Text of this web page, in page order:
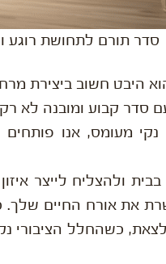
סדר תורם לתחושת רוגע
היבט חשוב ביצירת
סדר קבוע ומובנה לא
נקי מעומס, אנו
ולהצליח לייצר
את אורח החיים שלך.
כשהחלל הציבורי